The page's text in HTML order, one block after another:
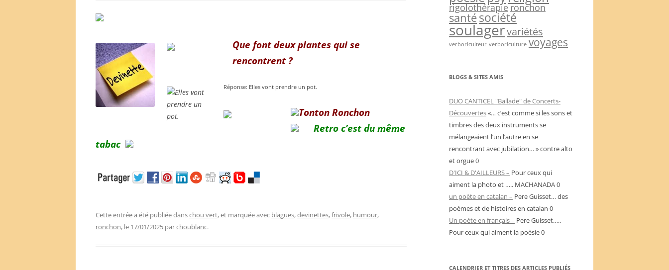
Que font deux plantes qui se
rencontrent ?
Réponse: Elles vont prendre un pot.
Tonton Ronchon
Retro c’est du même
tabac
Cette entrée a été publiée danschou vert, et marquée avec blagues,devinettes,frivole, humour,
ronchon, le 17/01/2025 parchoublanc.
rigolothérapieronchon
santésociété
soulagervariétés
verboriculteur verboriculture voyages
BLOGS & SITES AMIS
DUO CANTICEL "Ballade" de Concerts-
Découvertes«… c’est comme si les sons et
timbres des deux instruments se
mélangeaient l’un l’autre en se
rencontrant avec jubilation… » contre alto
et orgue 0
D'ICI & D'AILLEURS – Pour ceux qui
aiment la photo et ….. MACHANADA 0
un poète en catalan – Pere Guisset… des
poèmes et de histoires en catalan 0
Un poète en français – Pere Guisset…..
Pour ceux qui aiment la poèsie 0
CALENDRIER ET TITRES DES ARTICLES PUBLIÉS